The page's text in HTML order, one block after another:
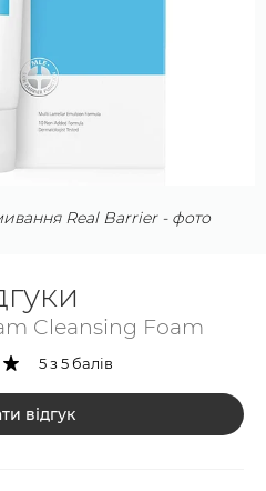
Real Barrier - фото
Cleansing Foam
5 з 5 балів
відгук